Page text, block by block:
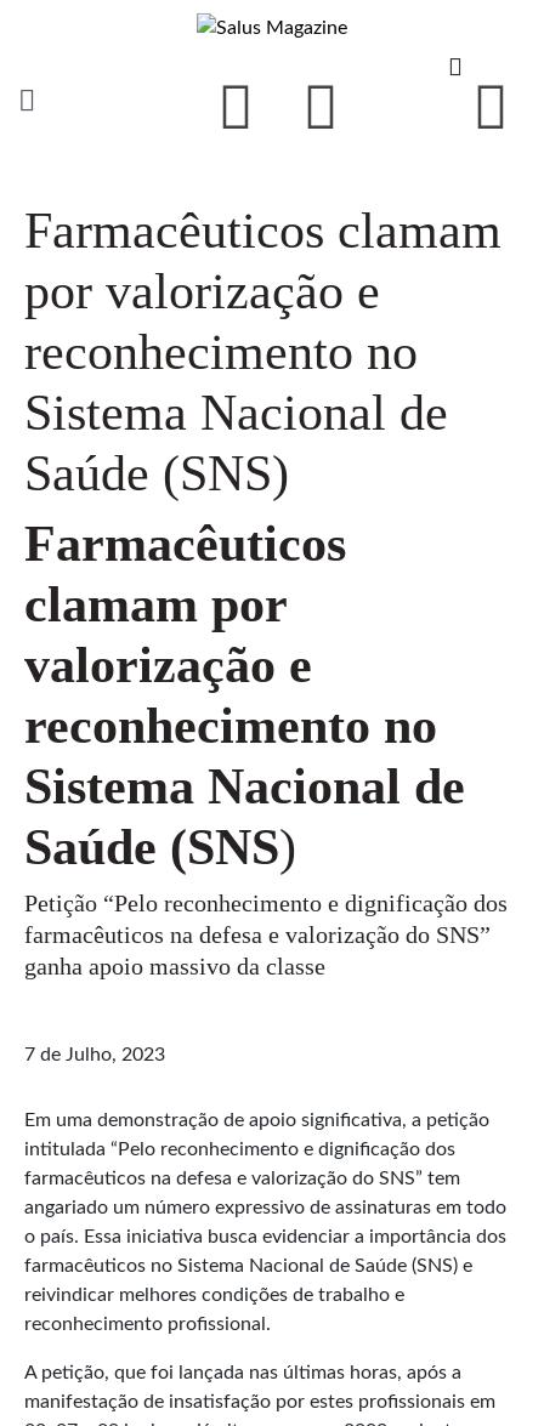
Farmacêuticos clamam
por valorização e
reconhecimento no
Sistema Nacional de
Saúde (SNS)
Farmacêuticos
clamam por
valorização e
reconhecimento no
Sistema Nacional de
Saúde (SNS)
Petição “Pelo reconhecimento e dignificação dos
farmacêuticos na defesa e valorização do SNS”
ganha apoio massivo da classe
7 de Julho, 2023
Em uma demonstração de apoio significativa, a petição
intitulada “Pelo reconhecimento e dignificação dos
farmacêuticos na defesa e valorização do SNS” tem
angariado um número expressivo de assinaturas em todo
o país. Essa iniciativa busca evidenciar a importância dos
farmacêuticos no Sistema Nacional de Saúde (SNS) e
reivindicar melhores condições de trabalho e
reconhecimento profissional.
A petição, que foi lançada nas últimas horas, após a
manifestação de insatisfação por estes profissionais em